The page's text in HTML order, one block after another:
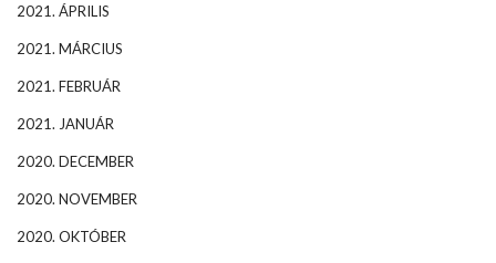
2021. ÁPRILIS
2021. MÁRCIUS
2021. FEBRUÁR
2021. JANUÁR
2020. DECEMBER
2020. NOVEMBER
2020. OKTÓBER